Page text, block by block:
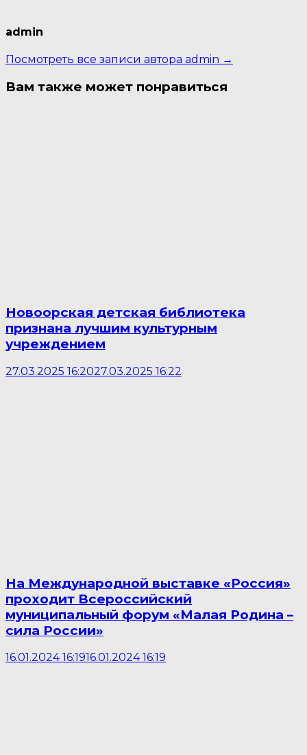
admin
Посмотреть все записи автора admin →
Вам также может понравиться
Новоорская детская библиотека
признана лучшим культурным
учреждением
27.03.2025 16:2027.03.2025 16:22
На Международной выставке «Россия»
проходит Всероссийский
муниципальный форум «Малая Родина –
сила России»
16.01.2024 16:1916.01.2024 16:19